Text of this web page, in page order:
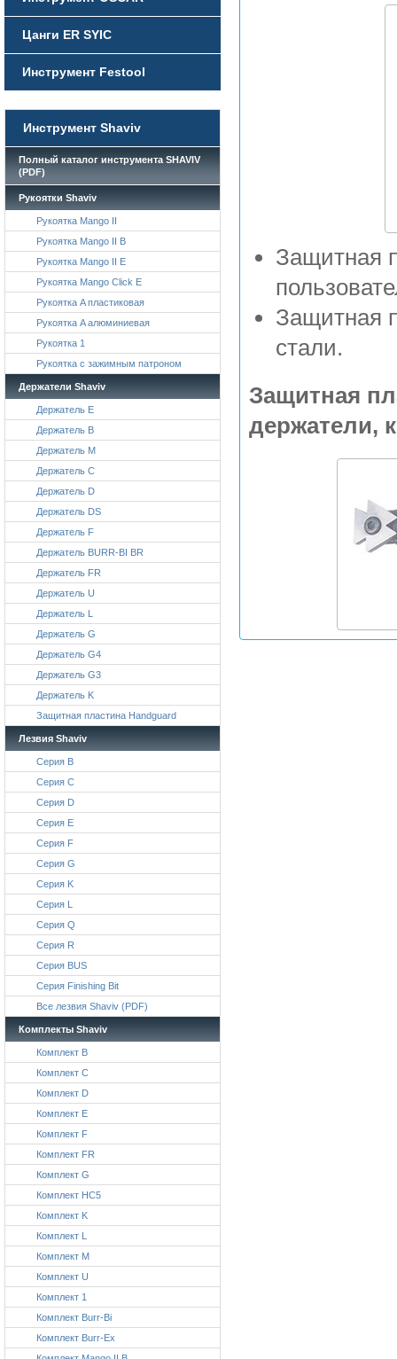
Цанги ER SYIC
Инструмент Festool
Инструмент Shaviv
Полный каталог инструмента SHAVIV
(PDF)
Рукоятки Shaviv
Рукоятка Mango II
Рукоятка Mango II B
Рукоятка Mango II E
Рукоятка Mango Click E
Рукоятка A пластиковая
Рукоятка A алюминиевая
Рукоятка 1
Рукоятка с зажимным патроном
Держатели Shaviv
Держатель E
Держатель B
Держатель M
Держатель C
Держатель D
Держатель DS
Держатель F
Держатель BURR-BI BR
Держатель FR
Держатель U
Держатель L
Держатель G
Держатель G4
Держатель G3
Держатель K
Защитная пластина Handguard
Лезвия Shaviv
Серия B
Серия C
Серия D
Серия E
Серия F
Серия G
Серия K
Серия L
Серия Q
Серия R
Серия BUS
Серия Finishing Bit
Все лезвия Shaviv (PDF)
Комплекты Shaviv
Комплект B
Комплект C
Комплект D
Комплект E
Комплект F
Комплект FR
Комплект G
Комплект HC5
Комплект K
Комплект L
Комплект M
Комплект U
Комплект 1
Комплект Burr-Bi
Комплект Burr-Ex
Защитная
Защитная
стали.
Защитная
держатели,